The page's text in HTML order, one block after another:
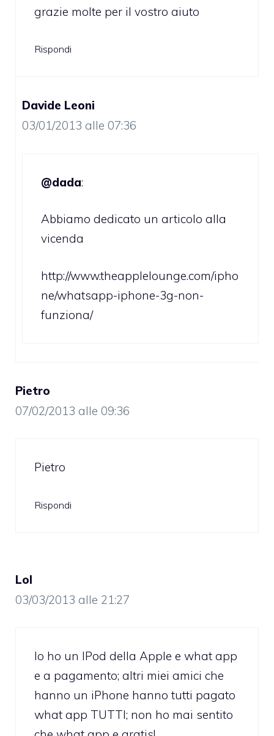
grazie molte per il vostro aiuto
Rispondi
Davide Leoni
03/01/2013 alle 07:36
@dada:
Abbiamo dedicato un articolo alla
vicenda
http://www.theapplelounge.com/ipho
ne/whatsapp-iphone-3g-non-
funziona/
Pietro
07/02/2013 alle 09:36
Pietro
Rispondi
Lol
03/03/2013 alle 21:27
Io ho un IPod della Apple e what app
e a pagamento; altri miei amici che
hanno un iPhone hanno tutti pagato
what app TUTTI; non ho mai sentito